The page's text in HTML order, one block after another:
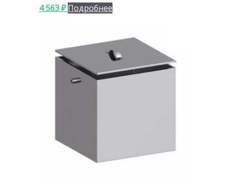
4 563₽ Подробнее